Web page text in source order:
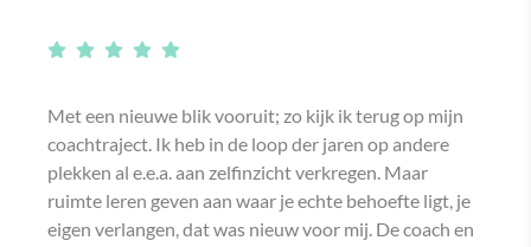
Met een nieuwe blik vooruit; zo kijk ik terug op mijn
coachtraject. Ik heb in de loop der jaren op andere
plekken al e.e.a. aan zelfinzicht verkregen. Maar
ruimte leren geven aan waar je echte behoefte ligt, je
eigen verlangen, dat was nieuw voor mij. De coach en